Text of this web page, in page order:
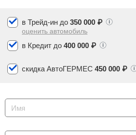
в Трейд-ин до 350 000 ₽
оценить автомобиль
в Кредит до 400 000 ₽
скидка АвтоГЕРМЕС 450 000 ₽